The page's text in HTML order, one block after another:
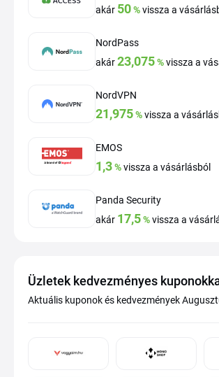
akár 50%vissza a
NordPass
akár23,075%vissza a
NordVPN
21,975%vissza a
EMOS
1,3%vissza a vásárlásból
Panda Security
akár 17,5%vissza a
Üzletek kedvezményes
Aktuális kuponok és kedvezmények